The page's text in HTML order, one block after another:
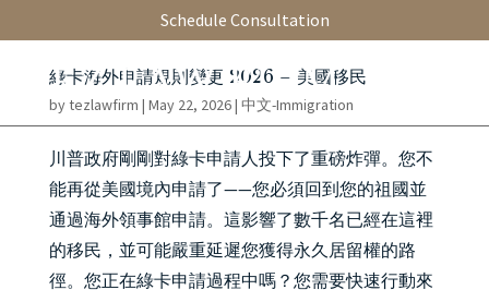
Schedule Consultation
綠卡海外申請規則變更 2026 – 美國移民
bytezlawfirm | May 22, 2026| 中文-Immigration
川普政府剛剛對綠卡申請人投下了重磅炸彈。您不
能再從美國境內申請了——您必須回到您的祖國並
通過海外領事館申請。這影響了數千名已經在這裡
的移民，並可能嚴重延遲您獲得永久居留權的路
徑。您正在綠卡申請過程中嗎？您需要快速行動來